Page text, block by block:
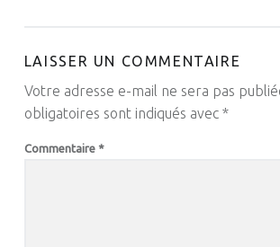
LAISSER UN COMMENTAIRE
Votre adresse e-mail ne sera pas
obligatoires sont indiqués avec *
Commentaire *